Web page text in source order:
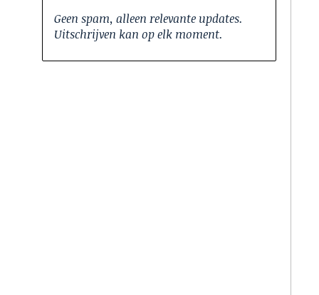
Geen spam, alleen relevante updates.
Uitschrijven kan op elk moment.